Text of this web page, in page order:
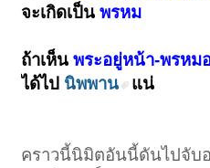
จะเกิดเป็นพรหม
ถ้าเห็นพระอยู่หน้า-พรหม
ได้ไป นิพพาน แน่
คราวนี้นิมิตอันนี้ดันไปจับอ